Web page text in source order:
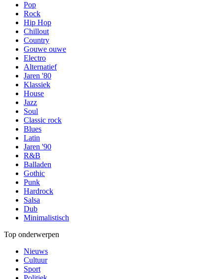
Pop
Rock
Hip Hop
Chillout
Country
Gouwe ouwe
Electro
Alternatief
Jaren '80
Klassiek
House
Jazz
Soul
Classic rock
Blues
Latin
Jaren '90
R&B
Balladen
Gothic
Punk
Hardrock
Salsa
Dub
Minimalistisch
Top onderwerpen
Nieuws
Cultuur
Sport